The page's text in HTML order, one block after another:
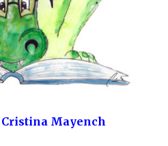
Cristina Mayench